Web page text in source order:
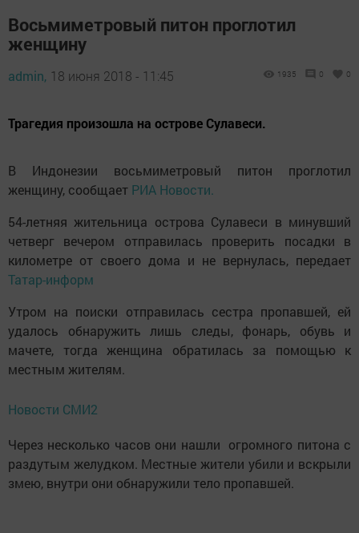
Восьмиметровый питон проглотил
женщину
admin, 18 июня 2018 - 11:45 1935 0 0
Трагедия произошла на острове Сулавеси.
В Индонезии восьмиметровый питон проглотил
женщину, сообщает РИА Новости.
54-летняя жительница острова Сулавеси в минувший
четверг вечером отправилась проверить посадки в
километре от своего дома и не вернулась, передает
Татар-информ
Утром на поиски отправилась сестра пропавшей, ей
удалось обнаружить лишь следы, фонарь, обувь и
мачете, тогда женщина обратилась за помощью к
местным жителям.
Новости СМИ2
Через несколько часов они нашли огромного питона с
раздутым желудком. Местные жители убили и вскрыли
змею, внутри они обнаружили тело пропавшей.